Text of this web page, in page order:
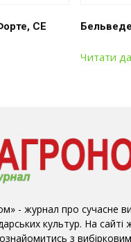
СЕ
Читати
- журнал про сучасне
культур. На
з